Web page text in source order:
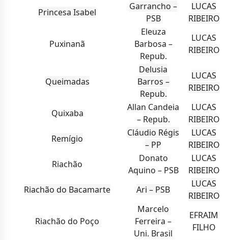
Princesa Isabel
Garrancho –
PSB
LUCAS
RIBEIRO
Puxinanã
Eleuza
Barbosa –
Repub.
LUCAS
RIBEIRO
Queimadas
Delusia
Barros –
Repub.
LUCAS
RIBEIRO
Quixaba
Allan Candeia
– Repub.
LUCAS
RIBEIRO
Remígio
Cláudio Régis
– PP
LUCAS
RIBEIRO
Riachão
Donato
Aquino – PSB
LUCAS
RIBEIRO
Riachão do Bacamarte
Ari – PSB
LUCAS
RIBEIRO
Riachão do Poço
Marcelo
Ferreira –
Uni. Brasil
EFRAIM
FILHO